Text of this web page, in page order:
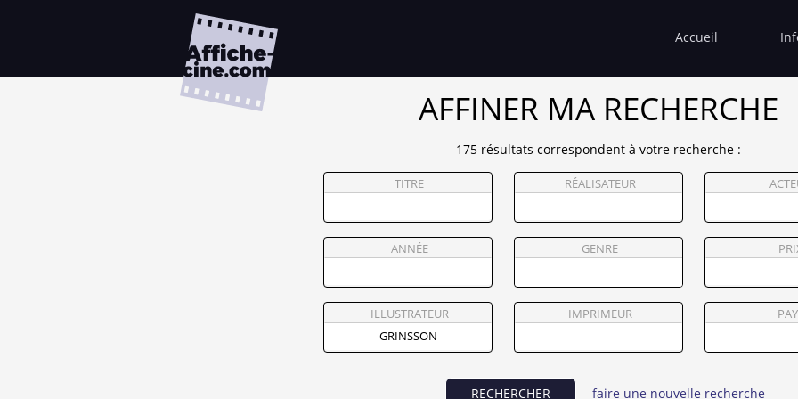
Accueil
AFFINER MA RECHERCHE
175 résultats correspondent à votre recherche :
TITRE RÉALISATEUR
ANNÉE GENRE
ILLUSTRATEUR IMPRIMEUR
RECHERCHER faire une nouvelle recherche